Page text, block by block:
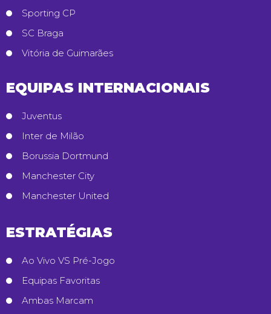
Sporting CP
SC Braga
Vitória de Guimarães
EQUIPAS INTERNACIONAIS
Juventus
Inter de Milão
Borussia Dortmund
Manchester City
Manchester United
ESTRATÉGIAS
Ao Vivo VS Pré-Jogo
Equipas Favoritas
Ambas Marcam